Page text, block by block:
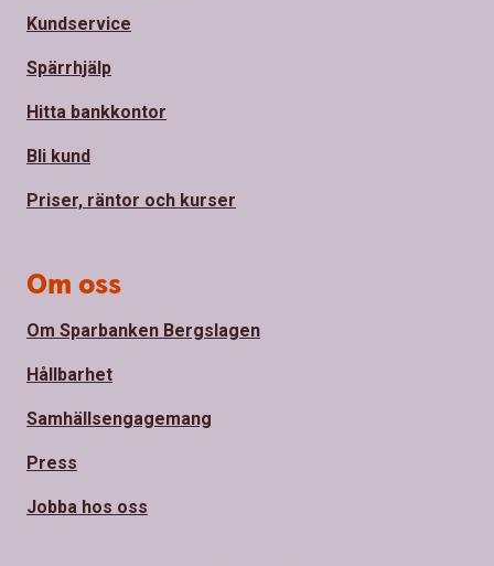
Kundservice
Spärrhjälp
Hitta bankkontor
Bli kund
Priser, räntor och kurser
Om oss
Om Sparbanken Bergslagen
Hållbarhet
Samhällsengagemang
Press
Jobba hos oss